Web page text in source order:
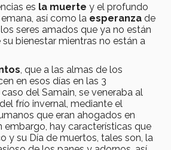
es la muerte y el profundo
así como la esperanza de
seres amados que ya no están
bienestar mientras no están a
, que a las almas de los
en esos días en las 3
del Samain, se veneraba al
frío invernal, mediante el
que eran ahogados en
embargo, hay características que
y su Día de muertos, tales son, la